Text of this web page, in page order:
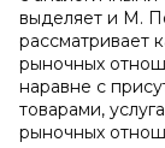
выделяет и М.
рассматривает
рыночных
наравне с
товарами,
рыночных